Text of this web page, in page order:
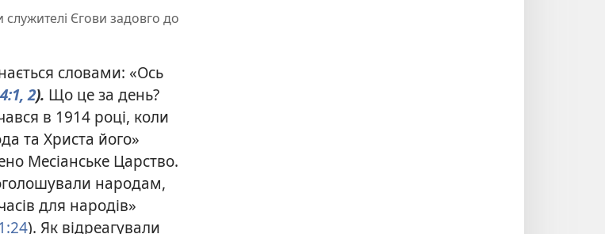
Єгови задовго до
словами: «Ось
2). Що це за день?
в 1914 році, коли
та Христа його»
Месіанське Царство.
народам,
для народів»
). Як відреагували